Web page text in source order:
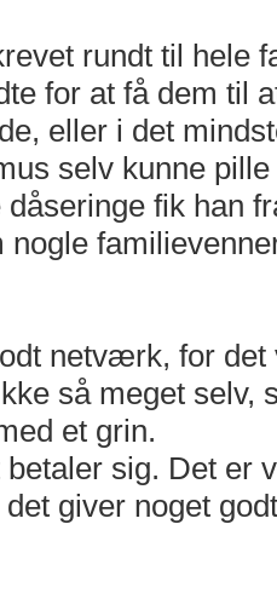
rundt til hele
for at få dem til
eller i det
selv kunne
fik han
netværk, for det
så meget selv,
et grin.
sig. Det er
giver noget